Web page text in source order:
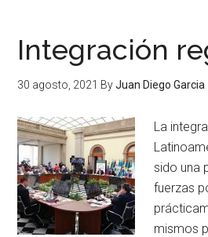
Integración
30 agosto, 2021 ByJuan Diego Garcia
La
sido una
fuerzas
mismos